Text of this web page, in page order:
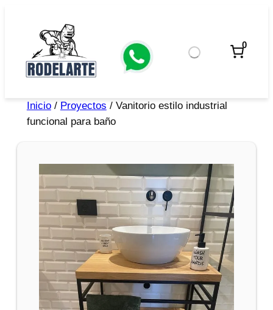
0
Inicio/ Proyectos / Vanitorio estilo industrial
funcional para baño